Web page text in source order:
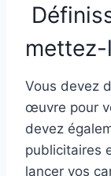
Vous devez
œuvre pour
devez
publicitaires
lancer vos